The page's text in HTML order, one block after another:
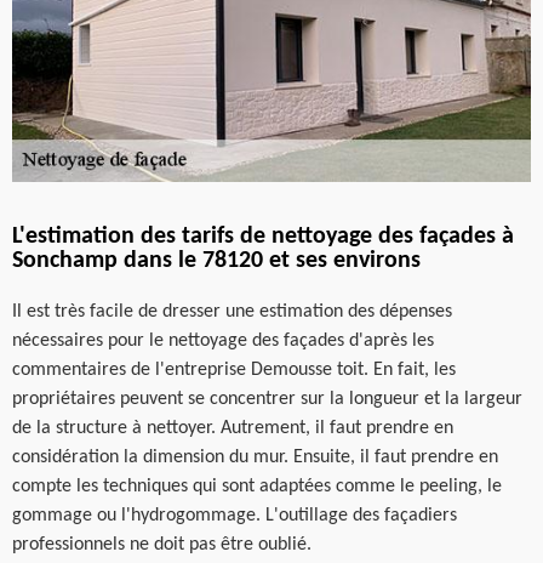
L'estimation des tarifs de nettoyage des façades à
Sonchamp dans le 78120 et ses environs
Il est très facile de dresser une estimation des dépenses
nécessaires pour le nettoyage des façades d'après les
commentaires de l'entreprise Demousse toit. En fait, les
propriétaires peuvent se concentrer sur la longueur et la largeur
de la structure à nettoyer. Autrement, il faut prendre en
considération la dimension du mur. Ensuite, il faut prendre en
compte les techniques qui sont adaptées comme le peeling, le
gommage ou l'hydrogommage. L'outillage des façadiers
professionnels ne doit pas être oublié.